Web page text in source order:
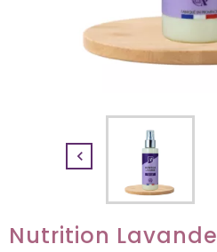

Nutrition Lavande